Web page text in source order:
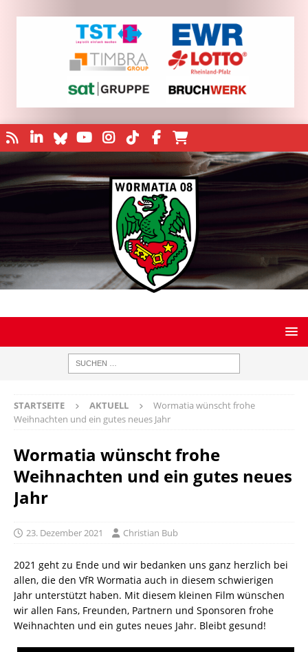
STARTSEITE AKTUELL
Wormatia wünscht frohe
Weihnachten und ein gutes neues Jahr
Wormatia wünscht frohe
Weihnachten und ein gutes neues
Jahr
23. Dezember 2021 Christian Bub
2021 geht zu Ende und wir bedanken uns ganz herzlich bei
allen, die den VfR Wormatia auch in diesem schwierigen
Jahr unterstützt haben. Mit diesem kleinen Film wünschen
wir allen Fans, Freunden, Partnern und Sponsoren frohe
Weihnachten und ein gutes neues Jahr. Bleibt gesund!